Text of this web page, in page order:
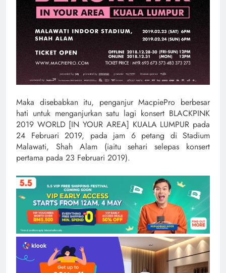
Maka disebabkan itu, penganjur MacpiePro berbesar
hati untuk menganjurkan satu lagi konsert BLACKPINK
2019 WORLD [IN YOUR AREA] KUALA LUMPUR pada
24 Februari 2019, pada jam 6 petang di Stadium
Malawati, Shah Alam (iaitu sehari selepas konsert
pertama pada 23 Februari 2019).